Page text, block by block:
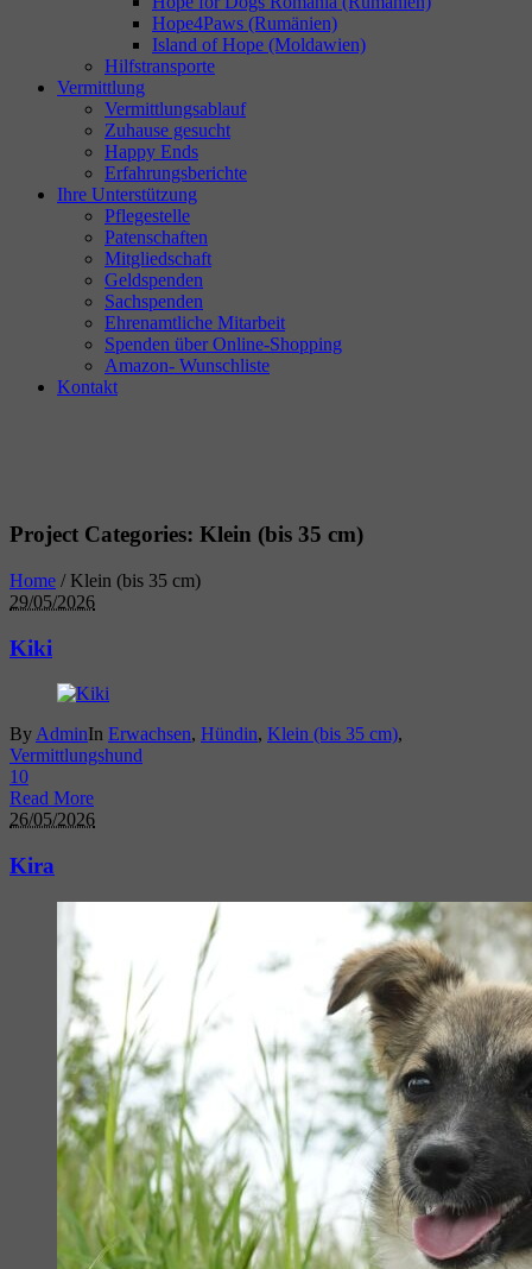
Hope4Paws (Rumänien)
Island of Hope (Moldawien)
Hilfstransporte
Vermittlung
Vermittlungsablauf
Zuhause gesucht
Happy Ends
Erfahrungsberichte
Ihre Unterstützung
Pflegestelle
Patenschaften
Mitgliedschaft
Geldspenden
Sachspenden
Ehrenamtliche Mitarbeit
Spenden über Online-Shopping
Amazon- Wunschliste
Kontakt
Project Categories: Klein (bis 35 cm)
Home / Klein (bis 35 cm)
29/05/2026
Kiki
By AdminIn Erwachsen, Hündin, Klein (bis 35 cm),
Vermittlungshund
10
Read More
26/05/2026
Kira